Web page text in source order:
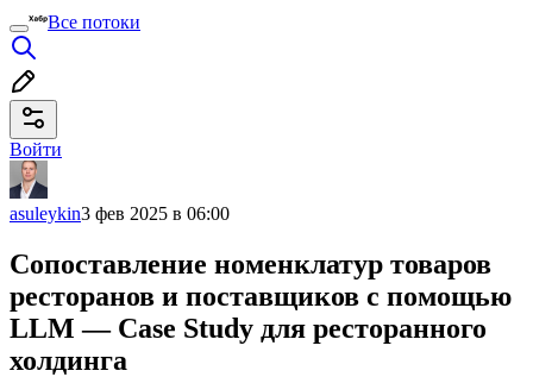
Все потоки
Войти
asuleykin3 фев 2025 в 06:00
Сопоставление номенклатур товаров
ресторанов и поставщиков с помощью
LLM — Case Study для ресторанного
холдинга